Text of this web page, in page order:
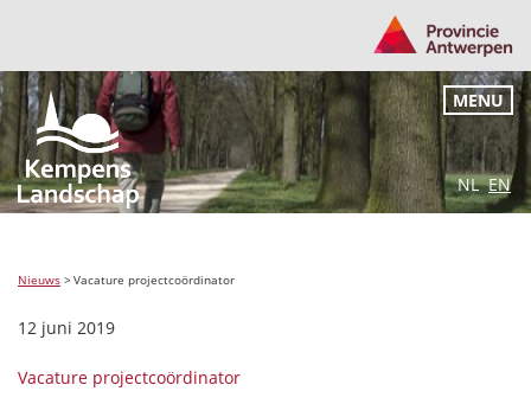
NL EN
MENU
Nieuws >Vacature projectcoördinator
12 juni 2019
Vacature projectcoördinator